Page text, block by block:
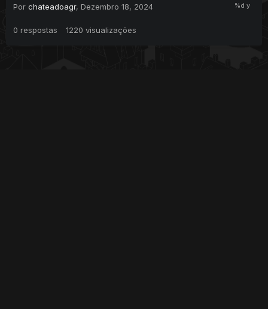
Por chateadoagr, Dezembro 18, 2024
0 respostas 1220 visualizações